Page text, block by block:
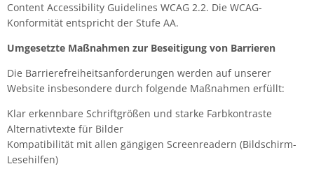
Content Accessibility Guidelines WCAG 2.2. Die WCAG-
Konformität entspricht der Stufe AA.
Umgesetzte Maßnahmen zur Beseitigung von Barrieren
Die Barrierefreiheitsanforderungen werden auf unserer
Website insbesondere durch folgende Maßnahmen erfüllt:
Klar erkennbare Schriftgrößen und starke Farbkontraste
Alternativtexte für Bilder
Kompatibilität mit allen gängigen Screenreadern (Bildschirm-
Lesehilfen)
Nr. 51 (26)
Nr. 100 (29)
Nr. 160L (11)
300-310 (1)